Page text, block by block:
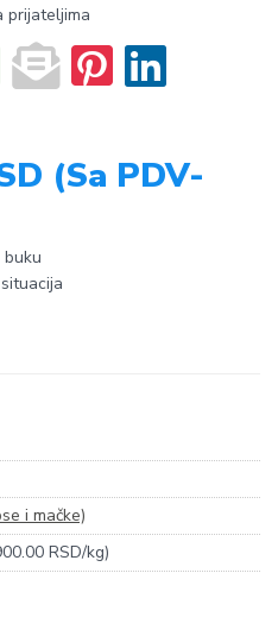
prijateljima
(Sa PDV-
i mačke)
RSD/kg)